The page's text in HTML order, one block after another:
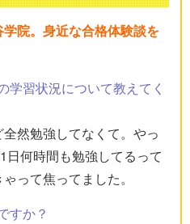
院。身近な合格体験談を
学習状況について教えてく
然勉強してなくて。やっ
何時間も勉強してるって
って焦ってました。
すか？